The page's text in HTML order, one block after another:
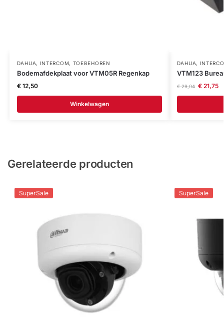
DAHUA, INTERCOM, TOEBEHOREN
Bodemafdekplaat voor VTM05R Regenkap
€12,50
Winkelwagen
DAHUA,
VTM123
€29,04 €21,75
Gerelateerde producten
SuperSale SuperSale